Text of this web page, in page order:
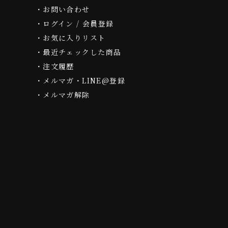
お問い合わせ
ログイン / 会員登録
お気に入りリスト
最近チェックした商品
注文履歴
メルマガ・LINE@登録
メルマガ解除